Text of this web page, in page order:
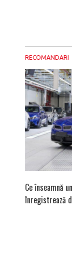
RECOMANDARI
Ce înseamnă
înregistrează